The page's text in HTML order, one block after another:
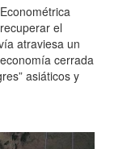
el
atraviesa un
cerrada
asiáticos y